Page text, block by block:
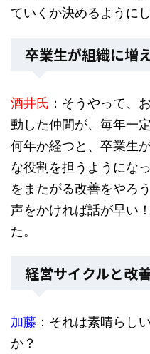
ていくか決めるように
卒業生が組織に増
酒井氏 ：そうやって、
動した仲間が、毎年一
何年か経つと、卒業生
な役割を担うようにな
をまたがる改善をやろ
声をかければ話が早い
た。
経営サイクルと改
加藤 ：それは素晴らし
か？